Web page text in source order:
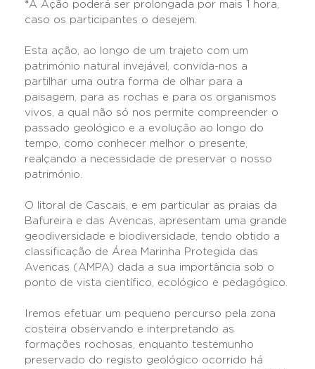
*A Ação poderá ser prolongada por mais 1 hora,
caso os participantes o desejem.
Esta ação, ao longo de um trajeto com um
património natural invejável, convida-nos a
partilhar uma outra forma de olhar para a
paisagem, para as rochas e para os organismos
vivos, a qual não só nos permite compreender o
passado geológico e a evolução ao longo do
tempo, como conhecer melhor o presente,
realçando a necessidade de preservar o nosso
património.
O litoral de Cascais, e em particular as praias da
Bafureira e das Avencas, apresentam uma grande
geodiversidade e biodiversidade, tendo obtido a
classificação de Área Marinha Protegida das
Avencas (AMPA) dada a sua importância sob o
ponto de vista científico, ecológico e pedagógico.
Iremos efetuar um pequeno percurso pela zona
costeira observando e interpretando as
formações rochosas, enquanto testemunho
preservado do registo geológico ocorrido há